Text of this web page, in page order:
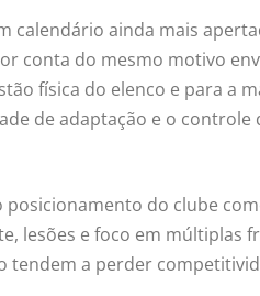
calendário ainda mais
conta do mesmo motivo
física do elenco e para a
de adaptação e o controle
do clube
lesões e foco em múltiplas
tendem a perder